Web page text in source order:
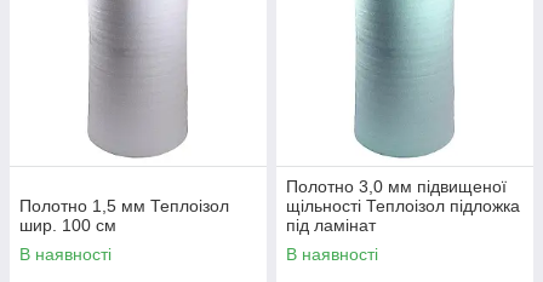
Полотно 1,5 мм Теплоізол
шир. 100 см
В наявності
Полотно 3,0 мм підвищеної
щільності Теплоізол підложка
під ламінат
В наявності